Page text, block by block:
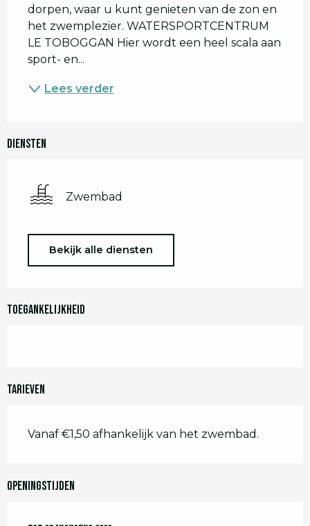
dorpen, waar u kunt genieten van de zon en
het zwemplezier. WATERSPORTCENTRUM
LE TOBOGGAN Hier wordt een heel scala aan
sport- en...
Lees verder
Diensten
Zwembad
Bekijk alle diensten
Toegankelijkheid
Tarieven
Vanaf €1,50 afhankelijk van het zwembad.
Openingstijden